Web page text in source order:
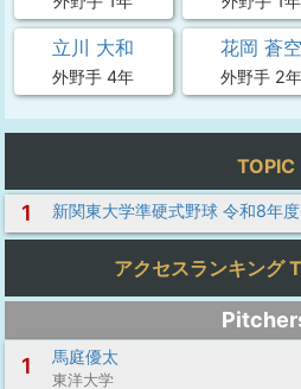
立川 大和
外野手 4年
花岡 蒼空
外野手 2年
TOPIC
1 新関東大学準硬式野球 令和8年
アクセスランキング
1
馬庭優太
東洋大学